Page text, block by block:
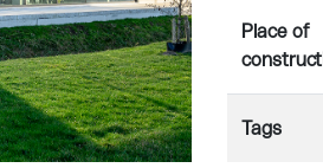
Place of
Tags